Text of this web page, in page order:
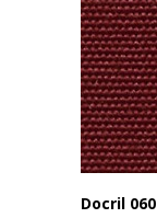
Docril 060